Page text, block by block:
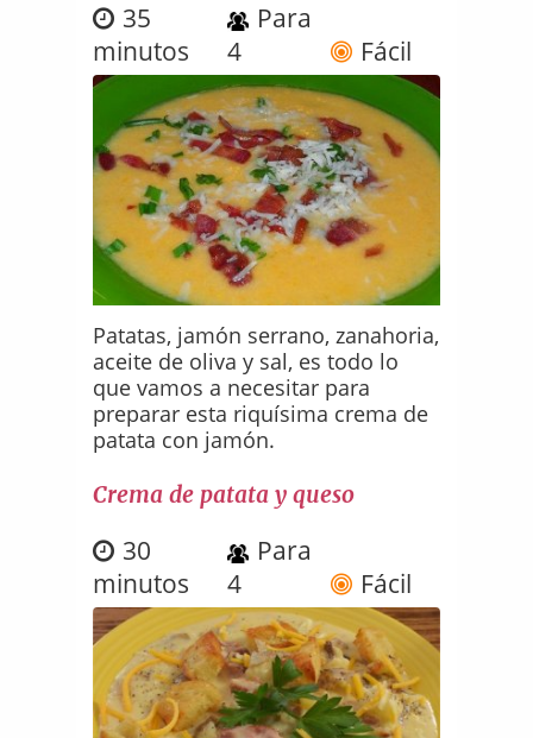
35
minutos
Para
4
Fácil
Patatas, jamón serrano, zanahoria,
aceite de oliva y sal, es todo lo
que vamos a necesitar para
preparar esta riquísima crema de
patata con jamón.
Crema de patata y queso
30
minutos
Para
4
Fácil